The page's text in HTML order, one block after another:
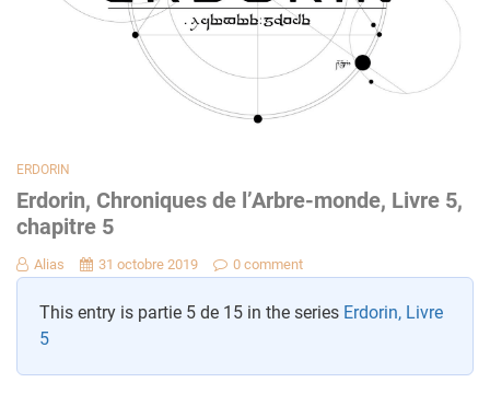
ERDORIN
Erdorin, Chroniques de l’Arbre-monde, Livre 5,
chapitre 5
Alias 31 octobre 2019 0 comment
This entry is partie 5 de 15 in the series Erdorin, Livre
5